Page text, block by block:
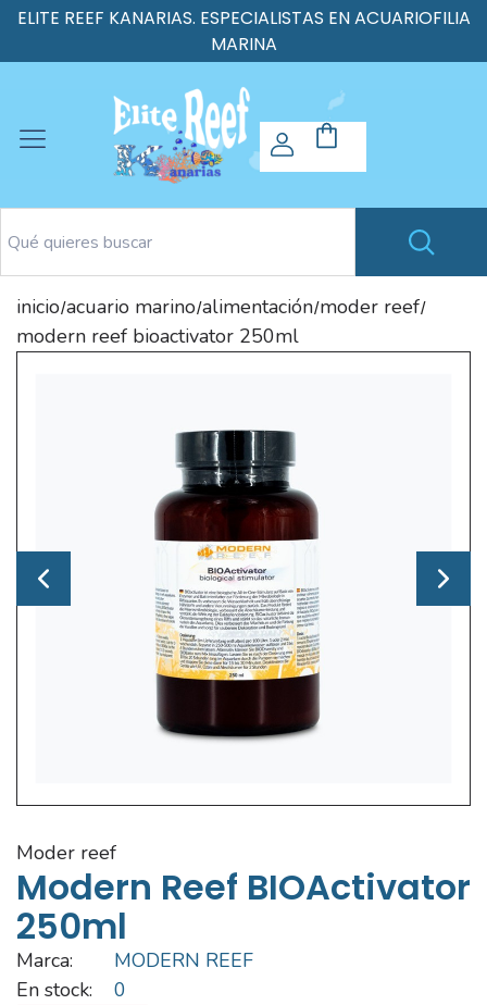
ELITE REEF KANARIAS. ESPECIALISTAS EN ACUARIOFILIA
MARINA
inicio/acuario marino/alimentación/moder reef/
modern reef bioactivator 250ml
moder reef
Modern Reef BIOActivator
250ml
Marca:
MODERN REEF
En stock:
0